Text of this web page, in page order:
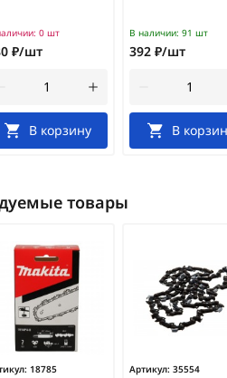
0 шт
₽/шт
В корзину
В наличии: 91 шт
392 ₽/шт
В
товары
18785
Артикул: 35554